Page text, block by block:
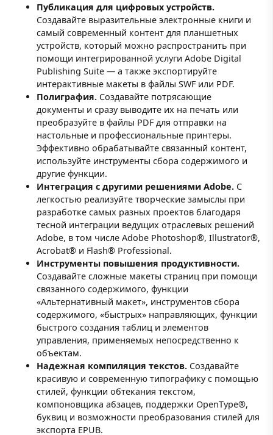
Публикация для цифровых устройств.
Создавайте выразительные электронные книги и
самый современный контент для планшетных
устройств, который можно распространить при
помощи интегрированной услуги Adobe Digital
Publishing Suite — а также экспортируйте
интерактивные макеты в файлы SWF или PDF.
Полиграфия. Создавайте потрясающие
документы и сразу выводите их на печать или
преобразуйте в файлы PDF для отправки на
настольные и профессиональные принтеры.
Эффективно обрабатывайте связанный контент,
используйте инструменты сбора содержимого и
другие функции.
Интеграция с другими решениями Adobe. С
легкостью реализуйте творческие замыслы при
разработке самых разных проектов благодаря
тесной интеграции ведущих отраслевых решений
Adobe, в том числе Adobe Photoshop®, Illustrator®,
Acrobat® и Flash® Professional.
Инструменты повышения продуктивности.
Создавайте сложные макеты страниц при помощи
связанного содержимого, функции
«Альтернативный макет», инструментов сбора
содержимого, «быстрых» направляющих, функции
быстрого создания таблиц и элементов
управления, применяемых непосредственно к
объектам.
Надежная компиляция текстов. Создавайте
красивую и современную типографику с помощью
стилей, функции обтекания текстом,
компоновщика абзацев, поддержки OpenType®,
буквиц и возможности преобразования стилей для
экспорта EPUB.